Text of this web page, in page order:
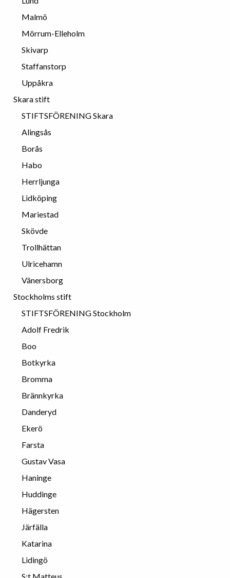
Malmö
Mörrum-Elleholm
Skivarp
Staffanstorp
Uppåkra
Skara stift
STIFTSFÖRENING Skara
Alingsås
Borås
Habo
Herrljunga
Lidköping
Mariestad
Skövde
Trollhättan
Ulricehamn
Vänersborg
Stockholms stift
STIFTSFÖRENING Stockholm
Adolf Fredrik
Boo
Botkyrka
Bromma
Brännkyrka
Danderyd
Ekerö
Farsta
Gustav Vasa
Haninge
Huddinge
Hägersten
Järfälla
Katarina
Lidingö